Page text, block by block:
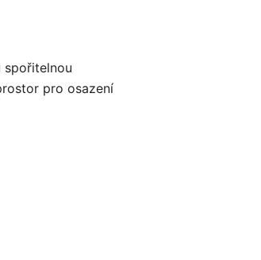
spořitelnou
pro osazení